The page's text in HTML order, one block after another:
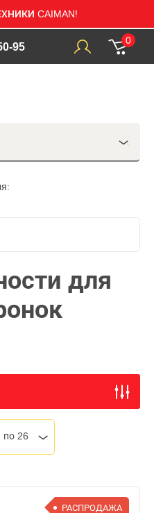
CAIMAN!
95
0
для
по 26
РАСПРОДАЖА